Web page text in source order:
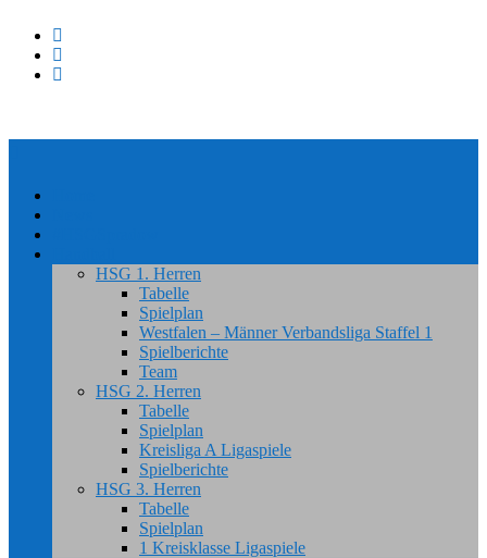
HSG 1. Herren
Tabelle
Spielplan
Westfalen – Männer Verbandsliga Staffel 1
Spielberichte
Team
HSG 2. Herren
Tabelle
Spielplan
Kreisliga A Ligaspiele
Spielberichte
HSG 3. Herren
Tabelle
Spielplan
1 Kreisklasse Ligaspiele